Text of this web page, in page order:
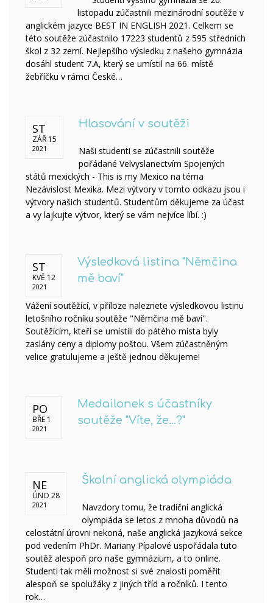
listopadu zúčastnili mezinárodní soutěže v
anglickém jazyce BEST IN ENGLISH 2021. Celkem se
této soutěže zúčastnilo 17223 studentů z 595 středních
škol z 32 zemí. Nejlepšího výsledku z našeho gymnázia
dosáhl student 7.A, který se umístil na 66. místě
žebříčku v rámci České…
ST
ZÁŘ 15
2021
Hlasování v soutěži
Naši studenti se zúčastnili soutěže
pořádané Velvyslanectvím Spojených
států mexických - This is my Mexico na téma
Nezávislost Mexika. Mezi výtvory v tomto odkazu jsou i
výtvory našich studentů. Studentům děkujeme za účast
a vy lajkujte výtvor, který se vám nejvíce líbí. :)
ST
KVĚ 12
2021
Výsledková listina "Němčina
mě baví"
Vážení soutěžící, v příloze naleznete výsledkovou listinu
letošního ročníku soutěže "Němčina mě baví".
Soutěžícím, kteří se umístili do pátého místa byly
zaslány ceny a diplomy poštou. Všem zúčastněným
velice gratulujeme a ještě jednou děkujeme!
PO
BŘE 1
2021
Medailonek s účastníky
soutěže "Víte, že...?"
NE
ÚNO 28
2021
Školní anglická olympiáda
Navzdory tomu, že tradiční anglická
olympiáda se letos z mnoha důvodů na
celostátní úrovni nekoná, naše anglická jazyková sekce
pod vedením PhDr. Mariany Pípalové uspořádala tuto
soutěž alespoň pro naše gymnázium, a to online.
Studenti tak měli možnost si své znalosti poměřit
alespoň se spolužáky z jiných tříd a ročníků. I tento
rok…